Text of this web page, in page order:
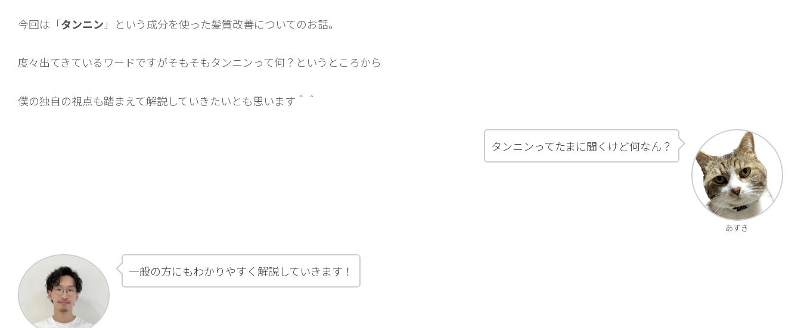
今回は「タンニン 」という成分を使った髪質改善についてのお話。
度々出てきているワードですがそもそもタンニンって何？というところから
僕の独自の視点も踏まえて解説していきたいとも思います＾＾
あずき
タンニンってたまに聞くけど何なん？
一般の方にもわかりやすく解説していきます！